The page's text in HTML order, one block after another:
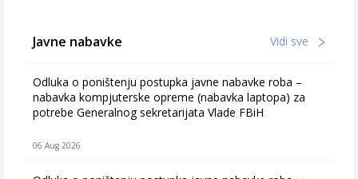
Javne nabavke Vidi sve
Odluka o poništenju postupka javne nabavke roba –
nabavka kompjuterske opreme (nabavka laptopa) za
potrebe Generalnog sekretarijata Vlade FBiH
06 Aug 2026